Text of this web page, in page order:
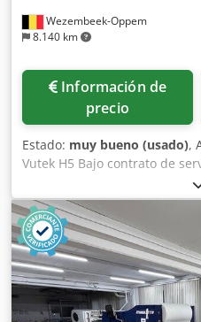
Wezembeek-Oppem
8.140 km
Información de
precio
Estado: muy bueno (usado),
Vutek H5 Bajo contrato de
2021. Configuración: 8
adicionales podemos incluir
perfiles, y 100 litros de tintas,
(valor de 14.000 €)
producción. El precio incluye
camión. Fotos y vídeos
Aexanwzspnjck Para
consulte el folleto adjunto.